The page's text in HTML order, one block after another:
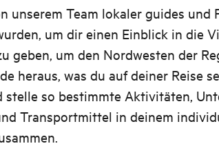
unserem Team lokaler guides und
um dir einen Einblick in die
geben, um den Nordwesten der
heraus, was du auf deiner Reise
stelle so bestimmte Aktivitäten,
Transportmittel in deinem